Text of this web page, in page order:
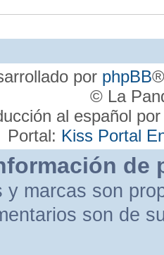
por phpBB
© La
al español
Portal: Kiss Portal
de
y marcas son
son de